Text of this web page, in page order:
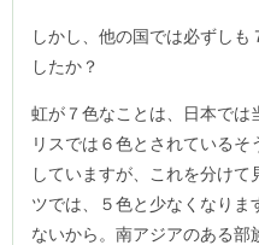
しかし、他の国では必ずしも
したか？
虹が７色なことは、日本では
リスでは６色とされている
していますが、これを分け
ツでは、５色と少なくなり
ないから。南アジアのある部